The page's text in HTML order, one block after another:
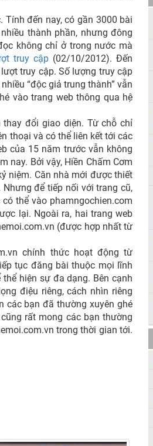
đến nay, có gần 3000 bài
thành phần, nhưng đông
không chỉ ở trong nước mà
truy cập (02/10/2012). Đến
truy cập. Số lượng truy cập
“độc giả trung thành” vẫn
vào trang web thông qua hệ
đổi giao diện. Từ chỗ chỉ
thoại và có thể liên kết tới các
của 15 năm trước vẫn không
nay. Bởi vậy, Hiền Chấm Cơm
niệm. Căn nhà mới được thiết
để tiếp nối với trang cũ,
thể vào phamngochien.com
lại. Ngoài ra, hai trang web
(được hợp nhất từ
chính thức hoạt động từ
tục đăng bài thuộc mọi lĩnh
hiện sự đa dạng. Bên cạnh
điệu riêng, cách nhìn riêng
các bạn đã thường xuyên ghé
rất mong các bạn thường
trong thời gian tới.